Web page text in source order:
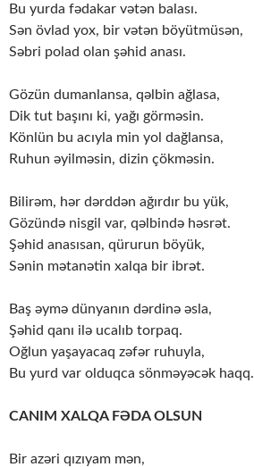
Bu yurda fədakar vətən balası.
Sən övlad yox, bir vətən böyütmüsən,
Səbri polad olan şəhid anası.
​Gözün dumanlansa, qəlbin ağlasa,
Dik tut başını ki, yağı görməsin.
Könlün bu acıyla min yol dağlansa,
Ruhun əyilməsin, dizin çökməsin.
Bilirəm, hər dərddən ağırdır bu yük,
Gözündə nisgil var, qəlbində həsrət.
Şəhid anasısan, qürurun böyük,
Sənin mətanətin xalqa bir ibrət.
Baş əymə dünyanın dərdinə əsla,
Şəhid qanı ilə ucalıb torpaq.
Oğlun yaşayacaq zəfər ruhuyla,
Bu yurd var olduqca sönməyəcək haqq.
CANIM XALQA FƏDA OLSUN
Bir azəri qızıyam mən,